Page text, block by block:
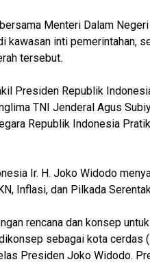
Menteri Dalam
kawasan inti pemerintahan,
tersebut.
Presiden Republik
TNI Jenderal Agus
Republik Indonesia
Ir. H. Joko Widodo
Inflasi, dan Pilkada
rencana dan konsep
sebagai kota cerdas
Presiden Joko Widodo.